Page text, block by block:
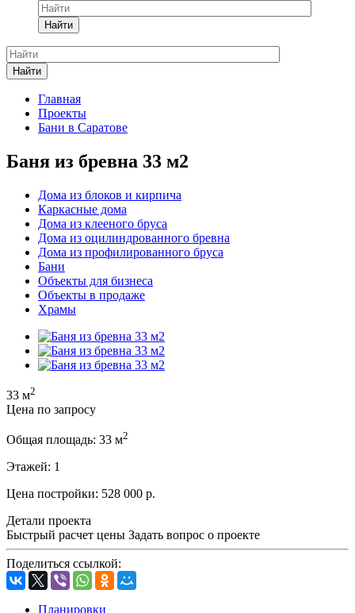
Найти
Найти
Главная
Проекты
Бани в Саратове
Баня из бревна 33 м2
Дома из блоков и кирпича
Каркасные дома
Дома из клееного бруса
Дома из оцилиндрованного бревна
Дома из профилированного бруса
Бани
Объекты для бизнеса
Объекты в продаже
Храмы
33 м2
Цена по запросу
Общая площадь: 33 м2
Этажей: 1
Цена постройки: 528 000 р.
Детали проекта
Быстрый расчет цены Задать вопрос о проекте
Поделиться ссылкой:
Планировки